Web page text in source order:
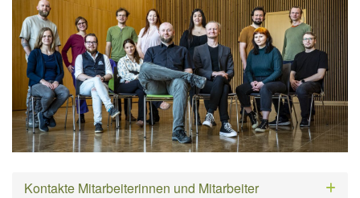
Kontakte Mitarbeiterinnen und Mitarbeiter